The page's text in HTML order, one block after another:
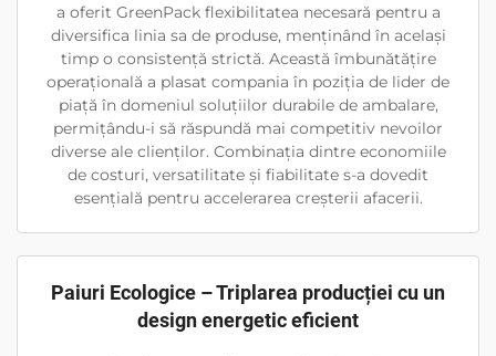
a oferit GreenPack flexibilitatea necesară pentru a
diversifica linia sa de produse, menținând în același
timp o consistență strictă. Această îmbunătățire
operațională a plasat compania în poziția de lider de
piață în domeniul soluțiilor durabile de ambalare,
permițându-i să răspundă mai competitiv nevoilor
diverse ale clienților. Combinația dintre economiile
de costuri, versatilitate și fiabilitate s-a dovedit
esențială pentru accelerarea creșterii afacerii.
Paiuri Ecologice – Triplarea producției cu un
design energetic eficient